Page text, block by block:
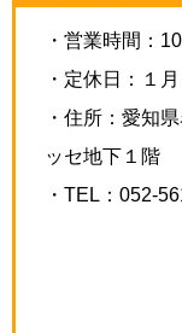
・営業時間：
・定休日：１
・住所：愛知県
ッセ地下１階
・TEL： 052-